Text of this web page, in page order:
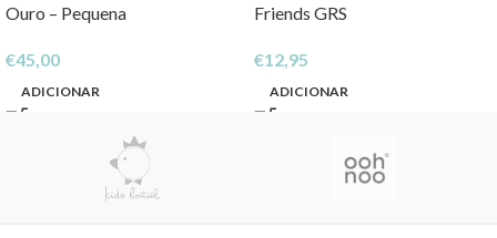
Ouro – Pequena
€45,00
ADICIONAR
Friends GRS
€12,95
ADICIONAR